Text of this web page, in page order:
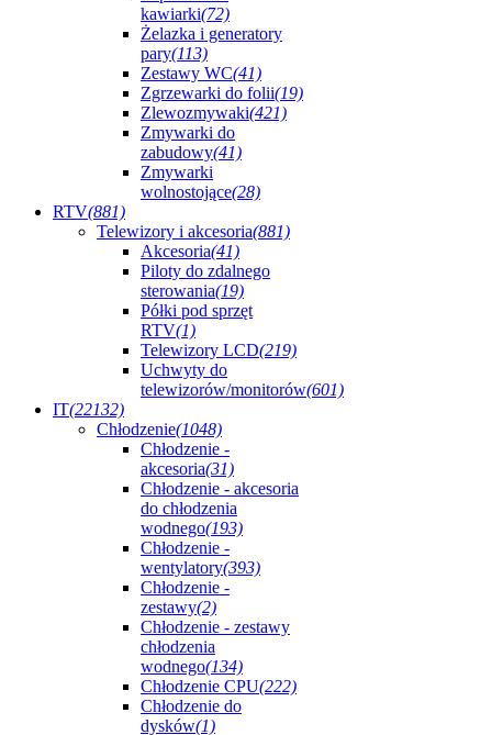
kawiarki(72)
Żelazka i generatory
pary(113)
Zestawy WC(41)
Zgrzewarki do folii(19)
Zlewozmywaki(421)
Zmywarki do
zabudowy(41)
Zmywarki
wolnostojące(28)
RTV(881)
Telewizory i akcesoria(881)
Akcesoria(41)
Piloty do zdalnego
sterowania(19)
Półki pod sprzęt
RTV(1)
Telewizory LCD(219)
Uchwyty do
telewizorów/monitorów(601)
IT(22132)
Chłodzenie(1048)
Chłodzenie -
akcesoria(31)
Chłodzenie - akcesoria
do chłodzenia
wodnego(193)
Chłodzenie -
wentylatory(393)
Chłodzenie -
zestawy(2)
Chłodzenie - zestawy
chłodzenia
wodnego(134)
Chłodzenie CPU(222)
Chłodzenie do
dysków(1)